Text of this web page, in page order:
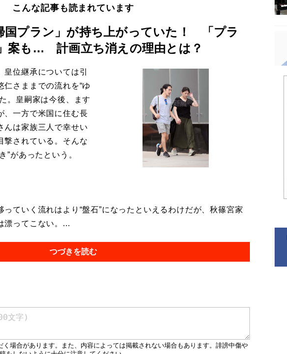
こんな記事も読まれています
国プラン」が持ち上がっていた！ 「プラ
案も… 計画立ち消えの理由とは？
位継承については引
仁さままでの流れを“ゆ
。皇嗣家は今後、ます
、一方で米国に住む長
んは家族三人で幸せい
撃されている。そんな
”があったという。
ていく流れはより“盤石”になったといえるわけだが、秋篠宮家
漂ってこない。...
つづきを読む